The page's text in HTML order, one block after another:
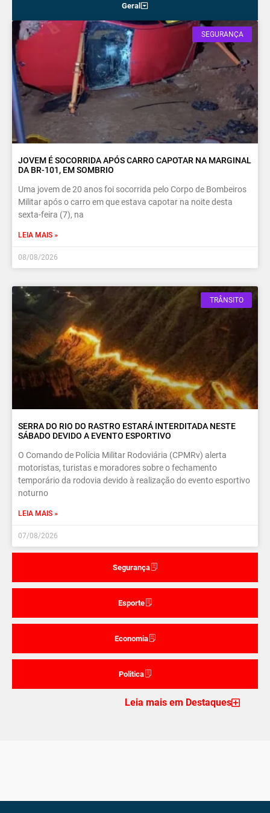
Geral
Segurança
Esporte
Economia
Politica
SEGURANÇA
JOVEM É SOCORRIDA APÓS CARRO CAPOTAR NA MARGINAL
DA BR-101, EM SOMBRIO
Uma jovem de 20 anos foi socorrida pelo Corpo de Bombeiros
Militar após o carro em que estava capotar na noite desta
sexta-feira (7), na
LEIA MAIS »
08/08/2026
TRÂNSITO
SERRA DO RIO DO RASTRO ESTARÁ INTERDITADA NESTE
SÁBADO DEVIDO A EVENTO ESPORTIVO
O Comando de Polícia Militar Rodoviária (CPMRv) alerta
motoristas, turistas e moradores sobre o fechamento
temporário da rodovia devido à realização do evento esportivo
noturno
LEIA MAIS »
07/08/2026
Leia mais em Destaques